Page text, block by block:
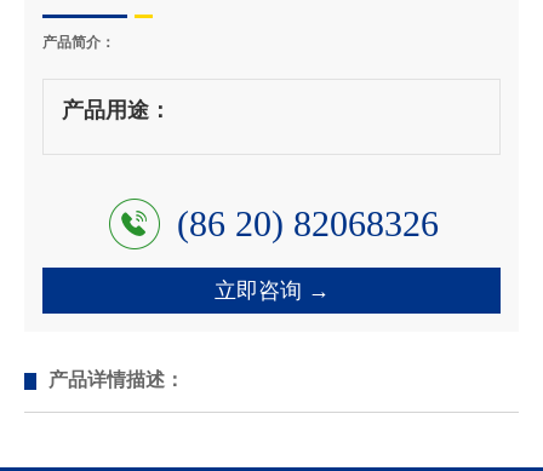
产品简介：
产品用途：
立即咨询 →
(86 20) 82068326
产品详情描述：